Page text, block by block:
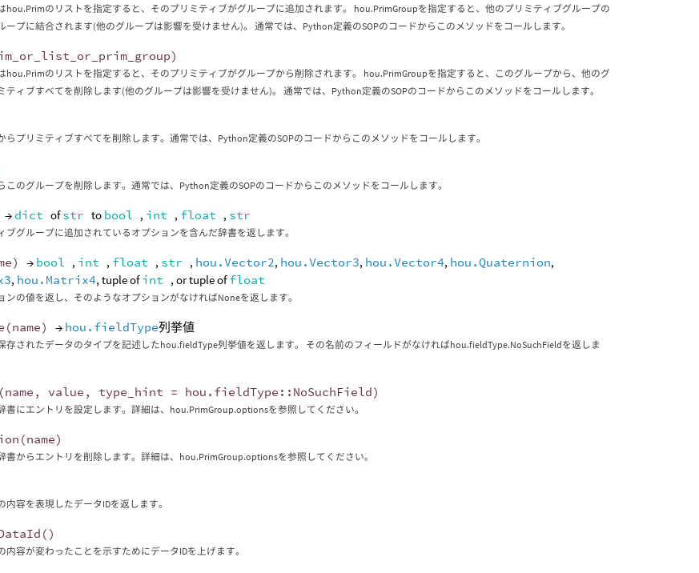
hou.Primのリストを指定すると、そのプリミティブがグループに追加されます。 hou.PrimGroupを指定すると、他のプリミティブグループの
ープに結合されます(他のグループは影響を受けません)。 通常では、Python定義のSOPのコードからこのメソッドをコールします。
)
hou.Primのリストを指定すると、そのプリミティブがグループから削除されます。 hou.PrimGroupを指定すると、このグループから、他のグ
ティブすべてを削除します(他のグループは影響を受けません)。 通常では、Python定義のSOPのコードからこのメソッドをコールします。
らプリミティブすべてを削除します。通常では、Python定義のSOPのコードからこのメソッドをコールします。
このグループを削除します。通常では、Python定義のSOPのコードからこのメソッドをコールします。
→ dict ofstr to bool , int , float , str
ブグループに追加されているオプションを含んだ辞書を返します。
) → bool , int , float , str , hou.Vector2, hou.Vector3, hou.Vector4, hou.Quaternion,
, hou.Matrix4, tuple ofint , or tuple offloat
ンの値を返し、そのようなオプションがなければNoneを返します。
(name) → hou.fieldType列挙値
存されたデータのタイプを記述したhou.fieldType列挙値を返します。 その名前のフィールドがなければhou.fieldType.NoSuchFieldを返しま
(name , value , type_hint = hou . fieldType :: NoSuchField)
書にエントリを設定します。詳細は、hou.PrimGroup.optionsを参照してください。
(name)
書からエントリを削除します。詳細は、hou.PrimGroup.optionsを参照してください。
内容を表現したデータIDを返します。
()
内容が変わったことを示すためにデータIDを上げます。